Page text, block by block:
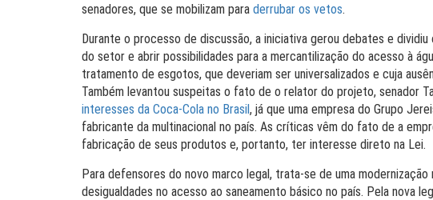
senadores, que se mobilizam para derrubar os vetos.
Durante o processo de discussão, a iniciativa gerou debates e
do setor e abrir possibilidades para a mercantilização do acesso à
tratamento de esgotos, que deveriam ser universalizados e cuja
Também levantou suspeitas o fato de o relator do projeto, senador
interesses da Coca-Cola no Brasil, já que uma empresa do Grupo
fabricante da multinacional no país. As críticas vêm do fato de a
fabricação de seus produtos e, portanto, ter interesse direto na Lei.
Para defensores do novo marco legal, trata-se de uma
desigualdades no acesso ao saneamento básico no país. Pela nova